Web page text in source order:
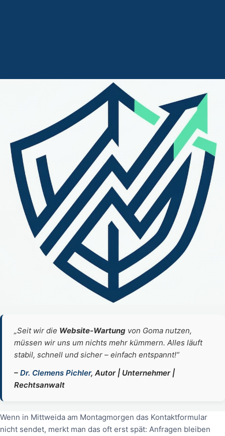
„Seit wir die Website‑Wartung von Goma nutzen,
müssen wir uns um nichts mehr kümmern. Alles läuft
stabil, schnell und sicher – einfach entspannt!“
– Dr. Clemens Pichler, Autor | Unternehmer |
Rechtsanwalt
Wenn in Mittweida am Montagmorgen das Kontaktformular
nicht sendet, merkt man das oft erst spät: Anfragen bleiben